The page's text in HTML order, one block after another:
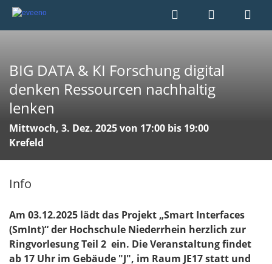
BIG DATA & KI Forschung digital
denken Ressourcen nachhaltig
lenken
Mittwoch, 3. Dez. 2025 von 17:00 bis 19:00
Krefeld
Info
Am 03.12.2025 lädt das Projekt „Smart Interfaces
(SmInt)“ der Hochschule Niederrhein herzlich zur
Ringvorlesung Teil 2 ein. Die Veranstaltung findet
ab 17 Uhr im Gebäude "J", im Raum JE17 statt und